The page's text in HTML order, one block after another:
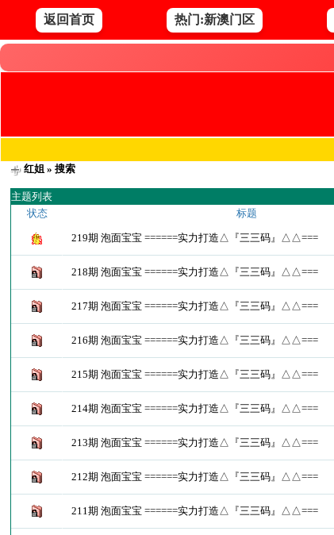
返回首页 热门:新澳门区
红姐 » 搜索
主题列表
状态
标题
219期 泡面宝宝 ======实力打造△『三三码』△△===
218期 泡面宝宝 ======实力打造△『三三码』△△===
217期 泡面宝宝 ======实力打造△『三三码』△△===
216期 泡面宝宝 ======实力打造△『三三码』△△===
215期 泡面宝宝 ======实力打造△『三三码』△△===
214期 泡面宝宝 ======实力打造△『三三码』△△===
213期 泡面宝宝 ======实力打造△『三三码』△△===
212期 泡面宝宝 ======实力打造△『三三码』△△===
211期 泡面宝宝 ======实力打造△『三三码』△△===